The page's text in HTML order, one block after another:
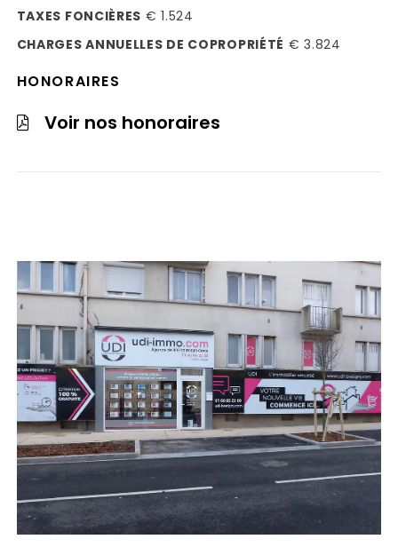
TAXES FONCIÈRES € 1.524
CHARGES ANNUELLES DE COPROPRIÉTÉ € 3.824
HONORAIRES
Voir nos honoraires